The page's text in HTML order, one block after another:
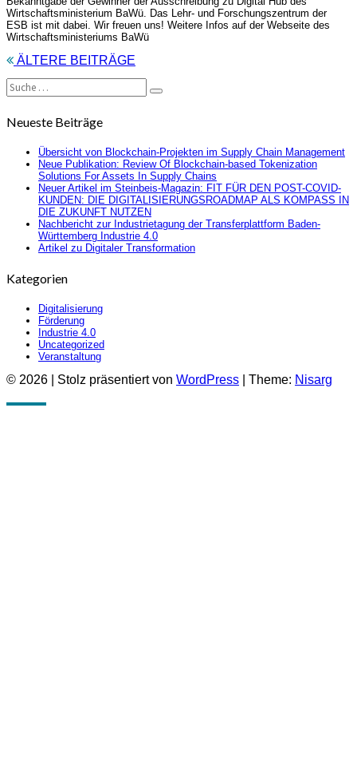
Wirtschaftsministerium BaWü. Das Lehr- und Forschungszentrum der
ESB ist mit dabei. Wir freuen uns! Weitere Infos auf der Webseite des
Wirtschaftsministeriums BaWü
Beitragsnavigation
ÄLTERE BEITRÄGE
Suche
nach:
Suchen
Neueste Beiträge
Übersicht von Blockchain-Projekten im Supply Chain Management
Neue Publikation: Review Of Blockchain-based Tokenization
Solutions For Assets In Supply Chains
Neuer Artikel im Steinbeis-Magazin: FIT FÜR DEN POST-COVID-
KUNDEN: DIE DIGITALISIERUNGSROADMAP ALS KOMPASS IN
DIE ZUKUNFT NUTZEN
Nachbericht zur Industrietagung der Transferplattform Baden-
Württemberg Industrie 4.0
Artikel zu Digitaler Transformation
Kategorien
Digitalisierung
Förderung
Industrie 4.0
Uncategorized
Veranstaltung
© 2026 Stolz präsentiert von WordPress Theme: Nisarg